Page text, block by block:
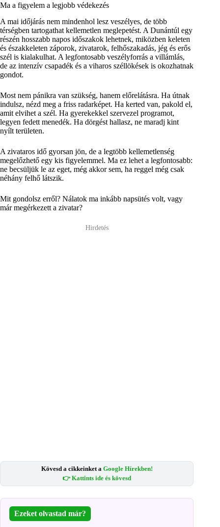
Ma a figyelem a legjobb védekezés
A mai időjárás nem mindenhol lesz veszélyes, de több
térségben tartogathat kellemetlen meglepetést. A Dunántúl egy
részén hosszabb napos időszakok lehetnek, miközben keleten
és északkeleten záporok, zivatarok, felhőszakadás, jég és erős
szél is kialakulhat. A legfontosabb veszélyforrás a villámlás,
de az intenzív csapadék és a viharos széllökések is okozhatnak
gondot.
Most nem pánikra van szükség, hanem előrelátásra. Ha útnak
indulsz, nézd meg a friss radarképet. Ha kerted van, pakold el,
amit elvihet a szél. Ha gyerekekkel szervezel programot,
legyen fedett menedék. Ha dörgést hallasz, ne maradj kint
nyílt területen.
A zivataros idő gyorsan jön, de a legtöbb kellemetlenség
megelőzhető egy kis figyelemmel. Ma ez lehet a legfontosabb:
ne becsüljük le az eget, még akkor sem, ha reggel még csak
néhány felhő látszik.
Mit gondolsz erről? Nálatok ma inkább napsütés volt, vagy
már megérkezett a zivatar?
Hirdetés
Kövesd a cikkeinket a Google Hírekben!
👉 Kattints ide és kövesd
Ezeket olvastad már?